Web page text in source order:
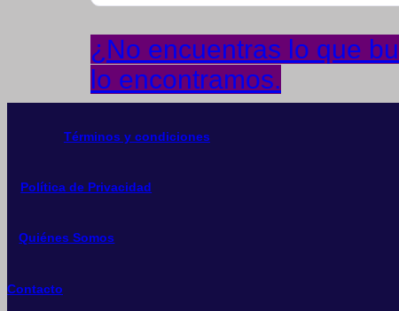
¿No encuentras lo que
lo encontramos.
Términos y condiciones
Política de Privacidad
Quiénes Somos
Contacto